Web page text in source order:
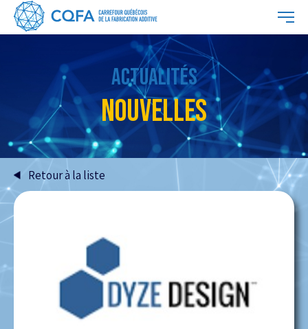
NOUVELLES
ACTUALITÉS
Retour à la liste